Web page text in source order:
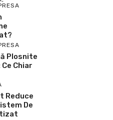
Plosnite
Chiar
Reduce
De